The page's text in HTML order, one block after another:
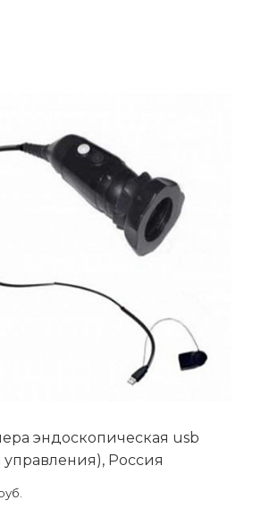
эндоскопическая usb
управления), Россия